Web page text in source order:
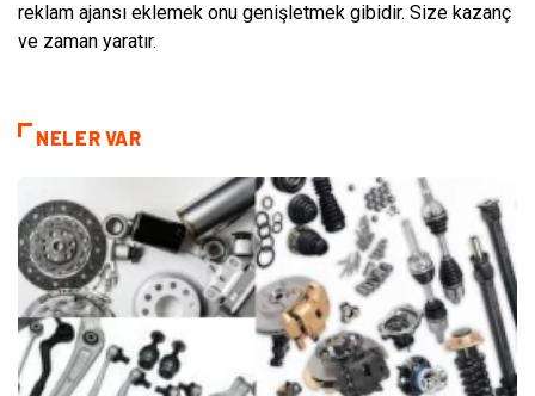
reklam ajansı eklemek onu genişletmek gibidir. Size kazanç
ve zaman yaratır.
NELER VAR